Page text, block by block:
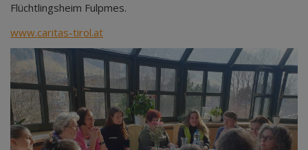
Flüchtlingsheim Fulpmes.
www.caritas-tirol.at